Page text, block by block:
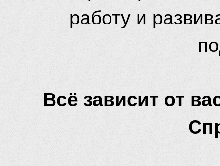
работу и
Всё зависит от